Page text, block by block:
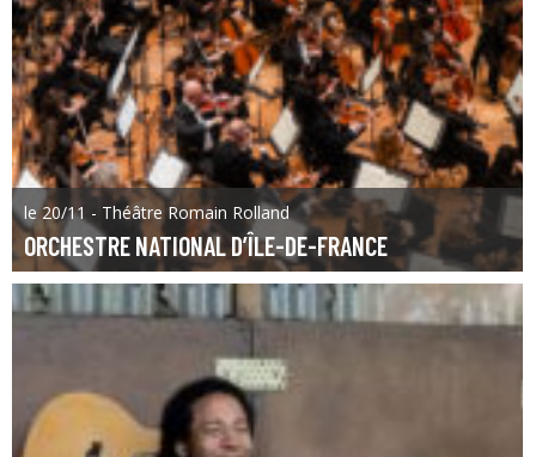
le 20/11 - Théâtre Romain Rolland
ORCHESTRE NATIONAL D’ÎLE-DE-FRANCE